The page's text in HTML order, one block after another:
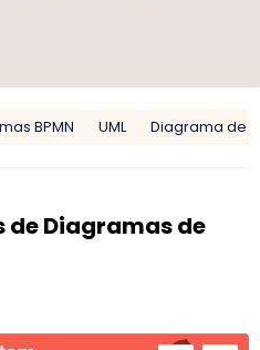
BPMN UML Diagrama de
de Diagramas de